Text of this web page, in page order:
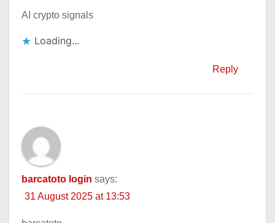
AI crypto signals
Loading...
Reply
barcatoto login says:
31 August 2025 at 13:53